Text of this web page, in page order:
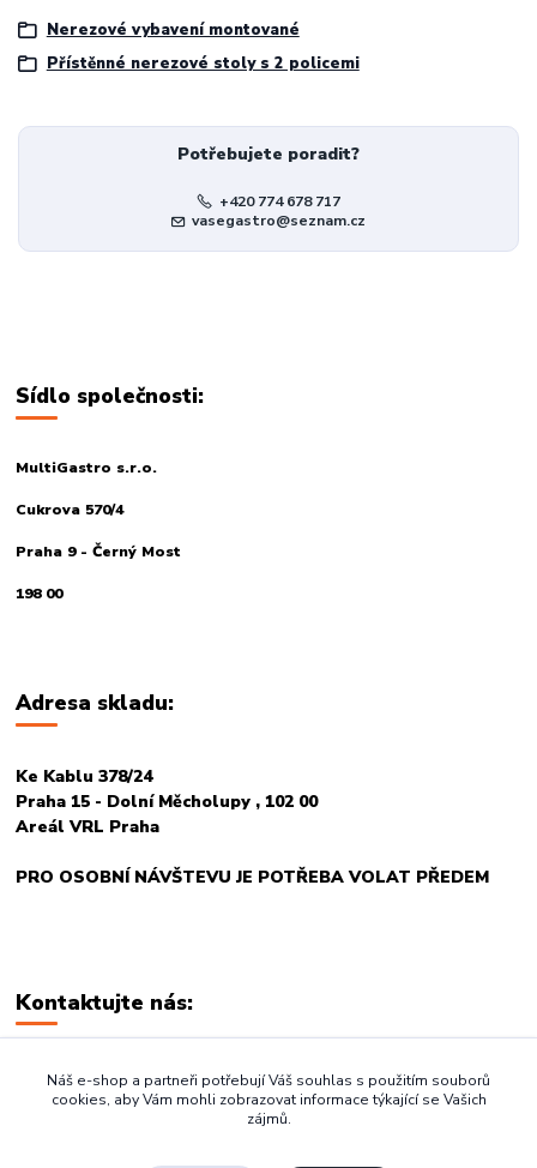
Nerezové vybavení montované
Přístěnné nerezové stoly s 2 policemi
Potřebujete poradit?
+420 774 678 717
vasegastro@seznam.cz
Sídlo společnosti:
MultiGastro s.r.o.
Cukrova 570/4
Praha 9 - Černý Most
198 00
Adresa skladu:
Ke Kablu 378/24
Praha 15 - Dolní Měcholupy , 102 00
Areál VRL Praha
PRO OSOBNÍ NÁVŠTEVU JE POTŘEBA VOLAT PŘEDEM
Kontaktujte nás:
+420 774 678 717
Náš e-shop a partneři potřebují Váš souhlas s použitím souborů
cookies, aby Vám mohli zobrazovat informace týkající se Vašich
zájmů.